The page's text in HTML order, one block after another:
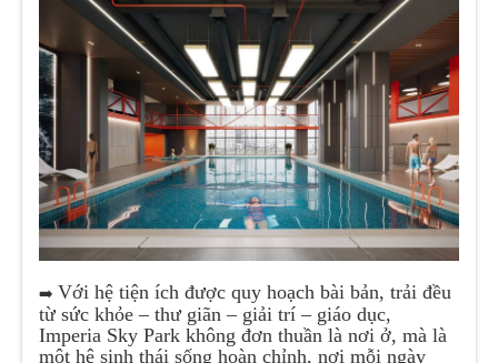
➡️ Với hệ tiện ích được quy hoạch bài bản, trải đều
từ sức khỏe – thư giãn – giải trí – giáo dục,
Imperia Sky Park không đơn thuần là nơi ở, mà là
một hệ sinh thái sống hoàn chỉnh, nơi mỗi ngày